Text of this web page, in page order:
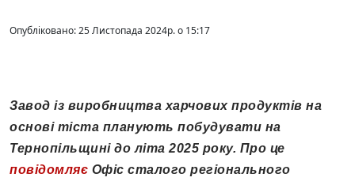
Опубліковано: 25 Листопада 2024р. о 15:17
Завод із виробництва харчових продуктів на
основі тіста планують побудувати на
Тернопільщині до літа 2025 року. Про це
повідомляє Офіс сталого регіонального